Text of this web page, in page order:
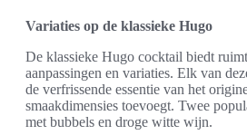
Variaties op de klassieke Hugo
De klassieke Hugo cocktail biedt
aanpassingen en variaties. Elk van
de verfrissende essentie van het
smaakdimensies toevoegt. Twee
met bubbels en droge witte wijn.